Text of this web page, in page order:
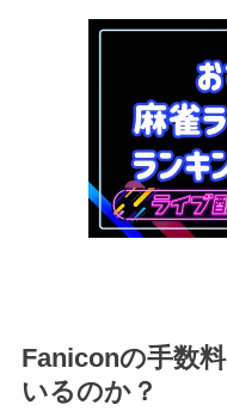
Faniconの手数
いるのか？